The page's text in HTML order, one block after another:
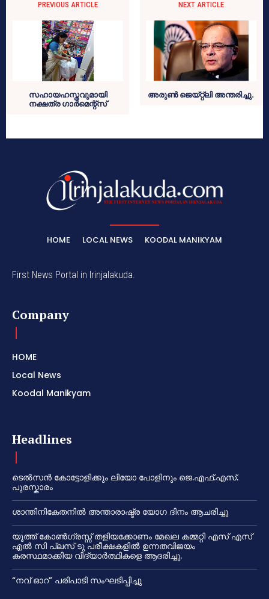
PREVIOUS ARTICLE
സഹായഹസ്തവുമായി
നക്ഷത്ര ഗാര്‍മെന്റ്‌സ്
NEXT ARTICLE
അരുണ്‍ ജെയ്റ്റ്ലി അന്തരിച്ചു.
HOME LOCAL NEWS KOODAL MANIKYAM
First News Portal in Irinjalakuda.
Company
HOME
Local News
Koodal Manikyam
Headlines
ടെൽസൻ കോട്ടോളിക്കും ലിയോ പോളിനും ജെ.എഫ്.എസ്.
പുരസ്കാരം
ശാന്തിനികേതനിൽ അന്താരാഷ്ട്ര യോഗ ദിനം ആചരിച്ചു
യൂത്ത് കോൺഗ്രസ്സ് തളിയക്കോണം മേഖല കമ്മറ്റി എസ് എസ്
എൽ സി പ്ലസ് ടു പരീക്ഷകളിൽ ഉന്നതവിജയം
കരസ്ഥമാക്കിയ വിദ്യാർത്ഥികളെ ആദരിച്ചു.
“നവ് ഓറ” പരിപാടി സംഘടിപ്പിച്ചു